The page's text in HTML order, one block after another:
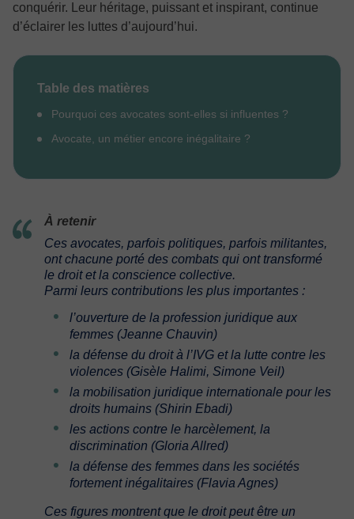
conquérir. Leur héritage, puissant et inspirant, continue
d’éclairer les luttes d’aujourd’hui.
Table des matières
Pourquoi ces avocates sont-elles si influentes ?
Avocate, un métier encore inégalitaire ?
À retenir
Ces avocates, parfois politiques, parfois militantes,
ont chacune porté des combats qui ont transformé
le droit et la conscience collective.
Parmi leurs contributions les plus importantes :
l’ouverture de la profession juridique aux
femmes (Jeanne Chauvin)
la défense du droit à l’IVG et la lutte contre les
violences (Gisèle Halimi, Simone Veil)
la mobilisation juridique internationale pour les
droits humains (Shirin Ebadi)
les actions contre le harcèlement, la
discrimination (Gloria Allred)
la défense des femmes dans les sociétés
fortement inégalitaires (Flavia Agnes)
Ces figures montrent que le droit peut être un